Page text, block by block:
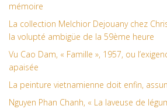
mémoire
La collection Melchior Dejouany chez
la volupté ambigüe de la 59ème heure
Vu Cao Dam, « Famille », 1957, ou
apaisée
La peinture vietnamienne doit enfin,
Nguyen Phan Chanh, « La laveuse de